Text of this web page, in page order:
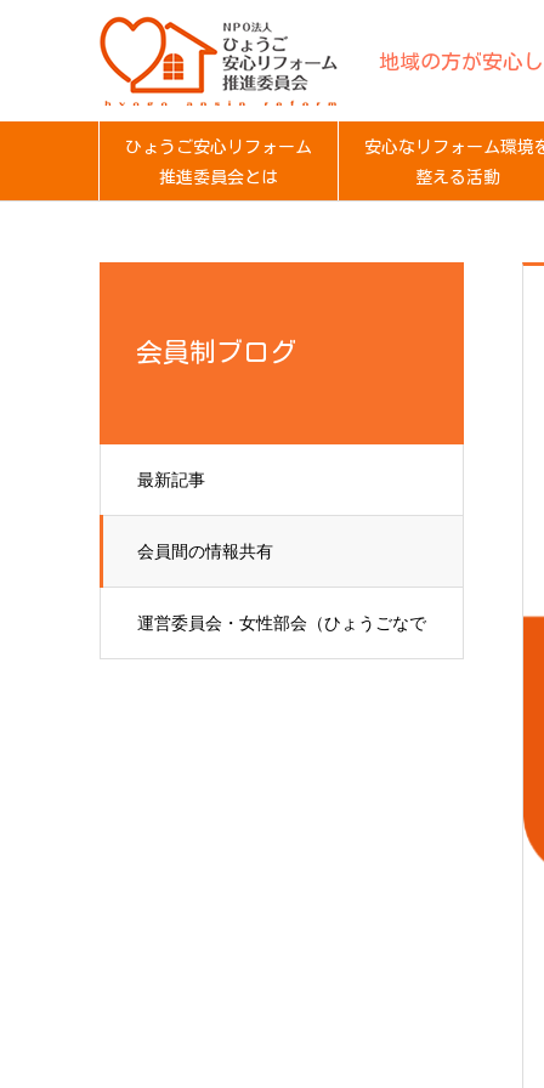
地域の方が安心
ひょうご安心リフォーム
推進委員会とは
安心なリフォーム環境
整える活動
会員制ブログ
最新記事
会員間の情報共有
運営委員会・女性部会（ひょうごなで